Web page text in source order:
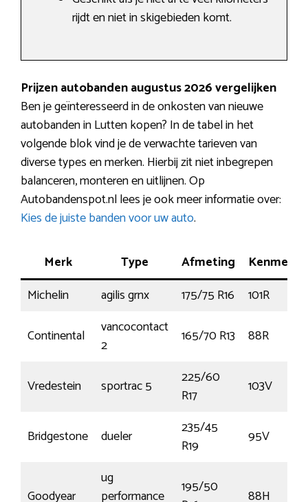
rijdt en niet in skigebieden komt.
Prijzen autobanden augustus 2026 vergelijken
Ben je geïnteresseerd in de onkosten van nieuwe
autobanden in Lutten kopen? In de tabel in het
volgende blok vind je de verwachte tarieven van
diverse types en merken. Hierbij zit niet inbegrepen
balanceren, monteren en uitlijnen. Op
Autobandenspot.nl lees je ook meer informatie over:
Kies de juiste banden voor uw auto.
Merk Type Afmeting
Kenmerk
Michelin
agilis grnx 175/75 R16
101R
Continental
vancocontact
2
165/70 R13 88R
Vredestein sportrac 5
225/60
R17
103V
Bridgestone dueler
235/45
R19
95V
Goodyear
ug
performance
195/50
88H